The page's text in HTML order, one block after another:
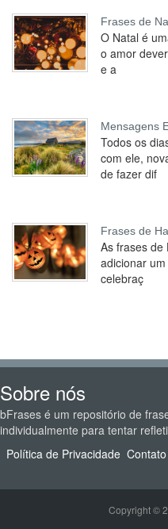
Frases de
O Natal é
o amor
e a
Mensagens
Todos os
com ele,
de fazer dif
Frases de
As frases de
adicionar
celebraç
Sobre nós
bFrases é um repositório de
individualmente para tentar
Política de Privacidade Contato
Copyright ©